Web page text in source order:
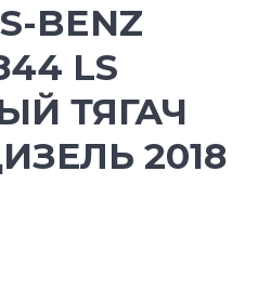
BENZ
LS
ТЯГАЧ
2018